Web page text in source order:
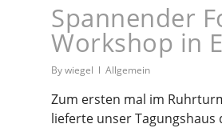
Spannender
Workshop in
Bywiegel Allgemein
Zum ersten mal im
lieferte unser Tagungshaus